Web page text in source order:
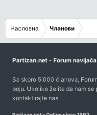
Насловна Чланови
Partizan.net - Forum
Sa skoro 5.000 članova,
boju. Ukoliko želite da nam
kontaktirajte nas.